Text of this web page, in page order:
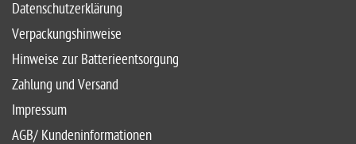
Datenschutzerklärung
Verpackungshinweise
Hinweise zur Batterieentsorgung
Zahlung und Versand
Impressum
AGB/ Kundeninformationen